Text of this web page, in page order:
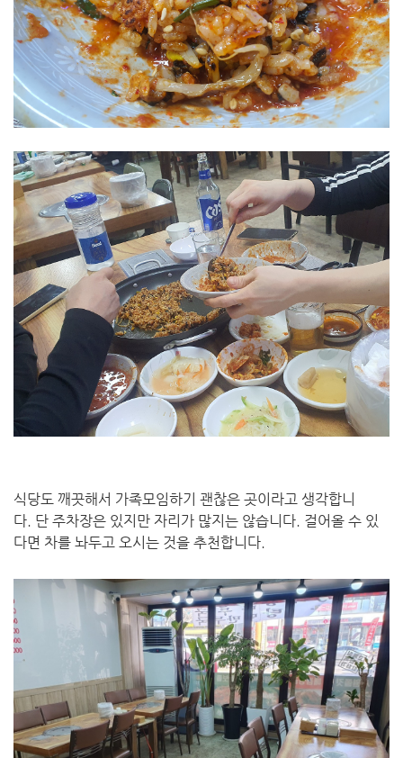
식당도 깨끗해서 가족모임하기 괜찮은 곳이라고 생각합니
다. 단 주차장은 있지만 자리가 많지는 않습니다. 걸어올 수 있
다면 차를 놔두고 오시는 것을 추천합니다.